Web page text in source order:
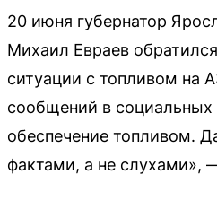
20 июня губернатор
Михаил Евраев
ситуации с топливом на
сообщений в социальных
обеспечение топливом.
фактами, а не слухами»,